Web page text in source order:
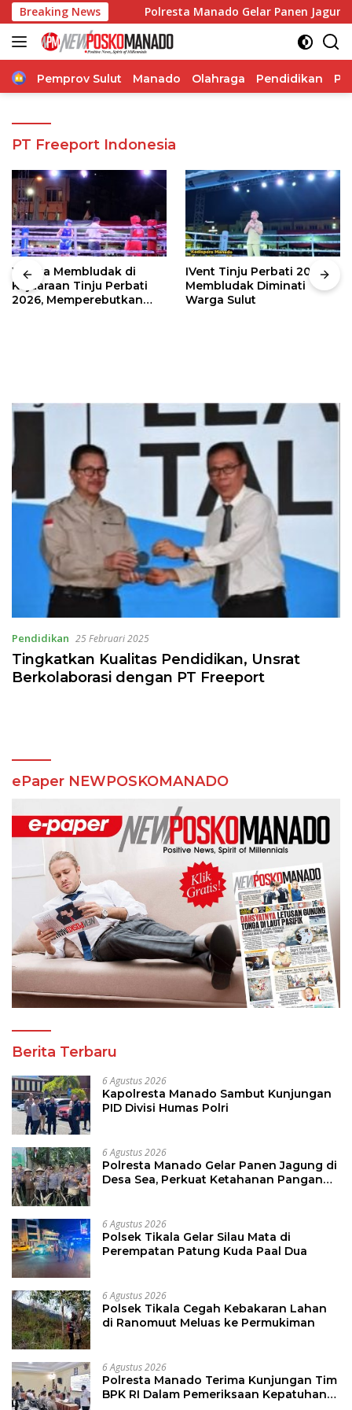
Langsung
ke
konten
Breaking News
Polri Polresta Manado Gelar Panen Jagung di
Home
Pemprov Sulut Manado Olahraga Pendidikan
PT Freeport Indonesia
Warga Membludak di
Kejuaraan Tinju Perbati
2026, Memperebutkan
IVent Tinju Perbati 2026
Membludak Diminati
Warga Sulut
Pendidikan 25 Februari 2025
Tingkatkan Kualitas Pendidikan, Unsrat
Berkolaborasi dengan PT Freeport
ePaper NEWPOSKOMANADO
Berita Terbaru
6 Agustus 2026
Kapolresta Manado Sambut Kunjungan
PID Divisi Humas Polri
6 Agustus 2026
Polresta Manado Gelar Panen Jagung di
Desa Sea, Perkuat Ketahanan Pangan
6 Agustus 2026
Polsek Tikala Gelar Silau Mata di
Perempatan Patung Kuda Paal Dua
6 Agustus 2026
Polsek Tikala Cegah Kebakaran Lahan
di Ranomuut Meluas ke Permukiman
6 Agustus 2026
Polresta Manado Terima Kunjungan Tim
BPK RI Dalam Pemeriksaan Kepatuhan